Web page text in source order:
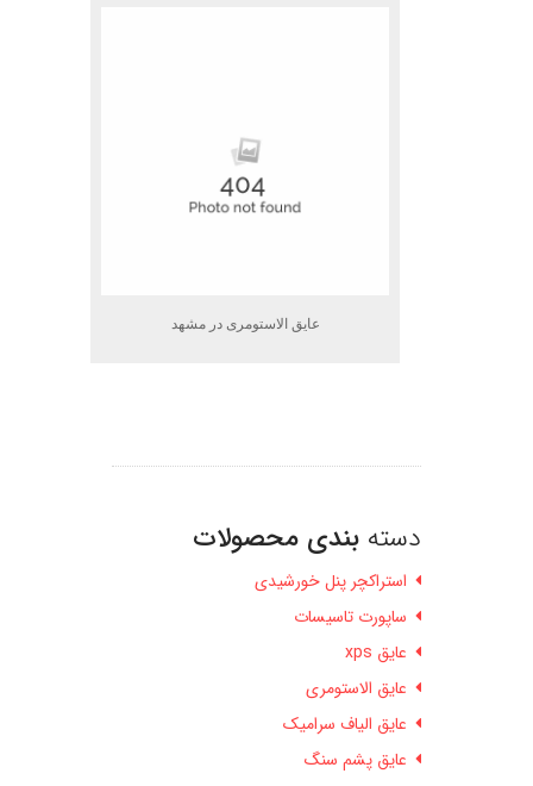
عایق الاستومری در مشهد
دسته بندی محصولات
استراکچر پنل خورشیدی
ساپورت تاسیسات
عایق xps
عایق الاستومری
عایق الیاف سرامیک
عایق پشم سنگ